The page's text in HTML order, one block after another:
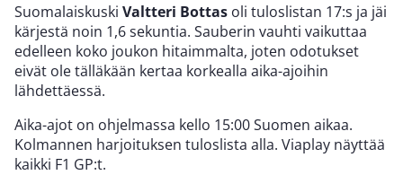
Suomalaiskuski Valtteri Bottas oli tuloslistan 17:s ja jäi
kärjestä noin 1,6 sekuntia. Sauberin vauhti vaikuttaa
edelleen koko joukon hitaimmalta, joten odotukset
eivät ole tälläkään kertaa korkealla aika-ajoihin
lähdettäessä.
Aika-ajot on ohjelmassa kello 15:00 Suomen aikaa.
Kolmannen harjoituksen tuloslista alla. Viaplay näyttää
kaikki F1 GP:t.